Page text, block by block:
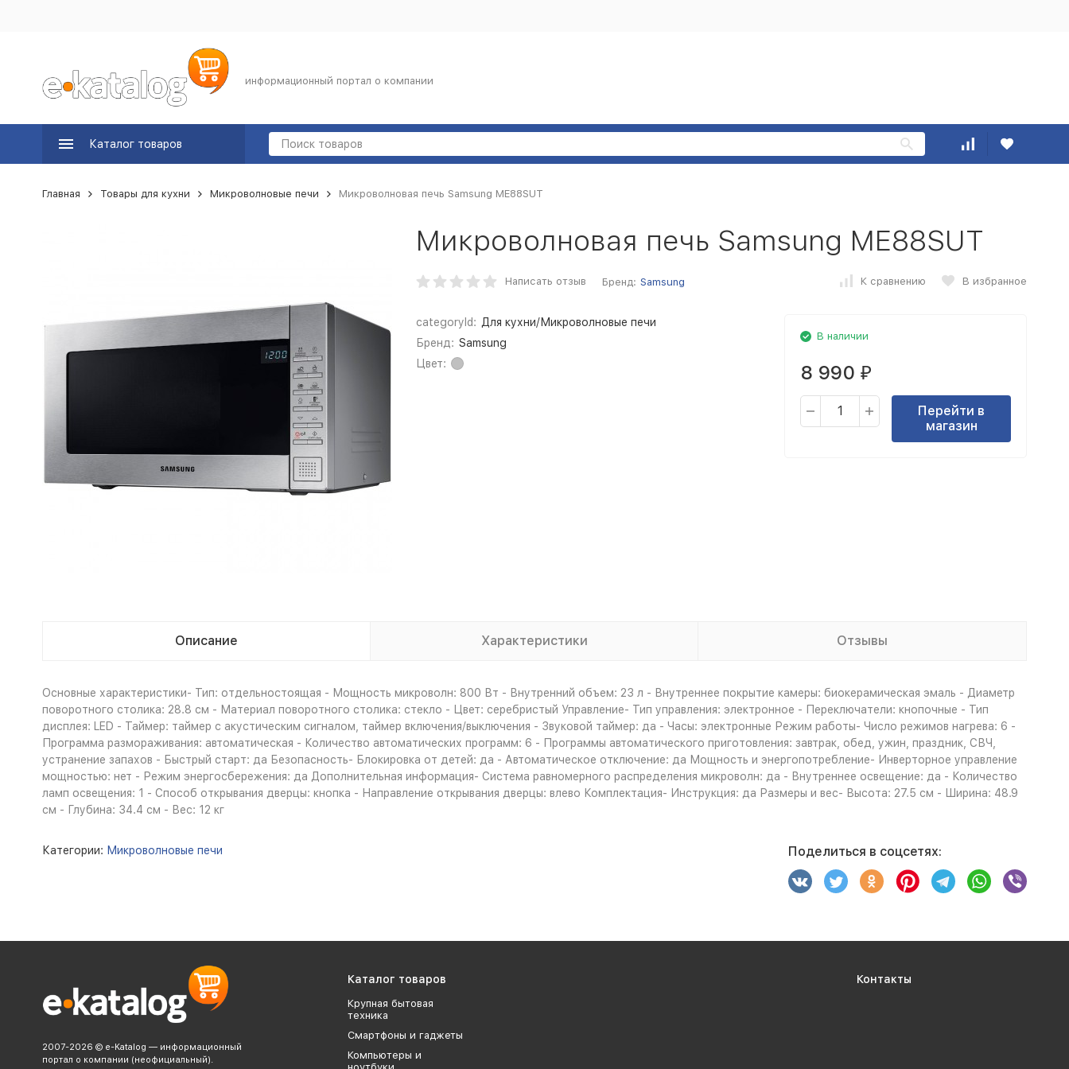
информационный портал о компании
Каталог товаров
Главная Товары для кухни Микроволновые печи Микроволновая печь Samsung ME88SUT
Микроволновая печь Samsung ME88SUT
Написать отзыв Бренд: Samsung К сравнению В избранное
categoryId: Для кухни/Микроволновые печи
Бренд: Samsung
Цвет:
В наличии
8 990 ₽
Перейти в
магазин
Описание Характеристики Отзывы
Основные характеристики- Тип: отдельностоящая - Мощность микроволн: 800 Вт - Внутренний объем: 23 л - Внутреннее покрытие камеры: биокерамическая эмаль - Диаметр
поворотного столика: 28.8 см - Материал поворотного столика: стекло - Цвет: серебристый Управление- Тип управления: электронное - Переключатели: кнопочные - Тип
дисплея: LED - Таймер: таймер с акустическим сигналом, таймер включения/выключения - Звуковой таймер: да - Часы: электронные Режим работы- Число режимов нагрева: 6 -
Программа размораживания: автоматическая - Количество автоматических программ: 6 - Программы автоматического приготовления: завтрак, обед, ужин, праздник, СВЧ,
устранение запахов - Быстрый старт: да Безопасность- Блокировка от детей: да - Автоматическое отключение: да Мощность и энергопотребление- Инверторное управление
мощностью: нет - Режим энергосбережения: да Дополнительная информация- Система равномерного распределения микроволн: да - Внутреннее освещение: да - Количество
ламп освещения: 1 - Способ открывания дверцы: кнопка - Направление открывания дверцы: влево Комплектация- Инструкция: да Размеры и вес- Высота: 27.5 см - Ширина: 48.9
см - Глубина: 34.4 см - Вес: 12 кг
Категории: Микроволновые печи Поделиться в соцсетях:
2007-2026 © e-Katalog — информационный
портал о компании (неофициальный).
Каталог товаров
Крупная бытовая
техника
Смартфоны и гаджеты
Компьютеры и
Контакты